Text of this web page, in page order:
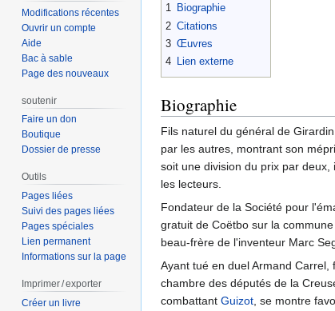
1 Biographie
2 Citations
3 Œuvres
4 Lien externe
Biographie
Fils naturel du général de
par les autres, montrant son
soit une division du prix par
les lecteurs.
Fondateur de la Société pour
gratuit de Coëtbo sur la
beau-frère de l'inventeur Marc
Ayant tué en duel Armand Carrel,
chambre des députés de la
combattant Guizot, se montre
Modifications récentes
Ouvrir un compte
Aide
Bac à sable
Page des nouveaux
soutenir
Faire un don
Boutique
Dossier de presse
Outils
Pages liées
Suivi des pages liées
Pages spéciales
Lien permanent
Informations sur la page
Imprimer / exporter
Créer un livre